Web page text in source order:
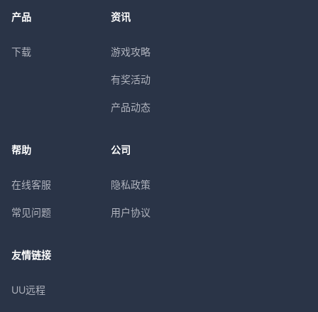
产品
下载
资讯
游戏攻略
有奖活动
产品动态
帮助
在线客服
常见问题
公司
隐私政策
用户协议
友情链接
UU远程